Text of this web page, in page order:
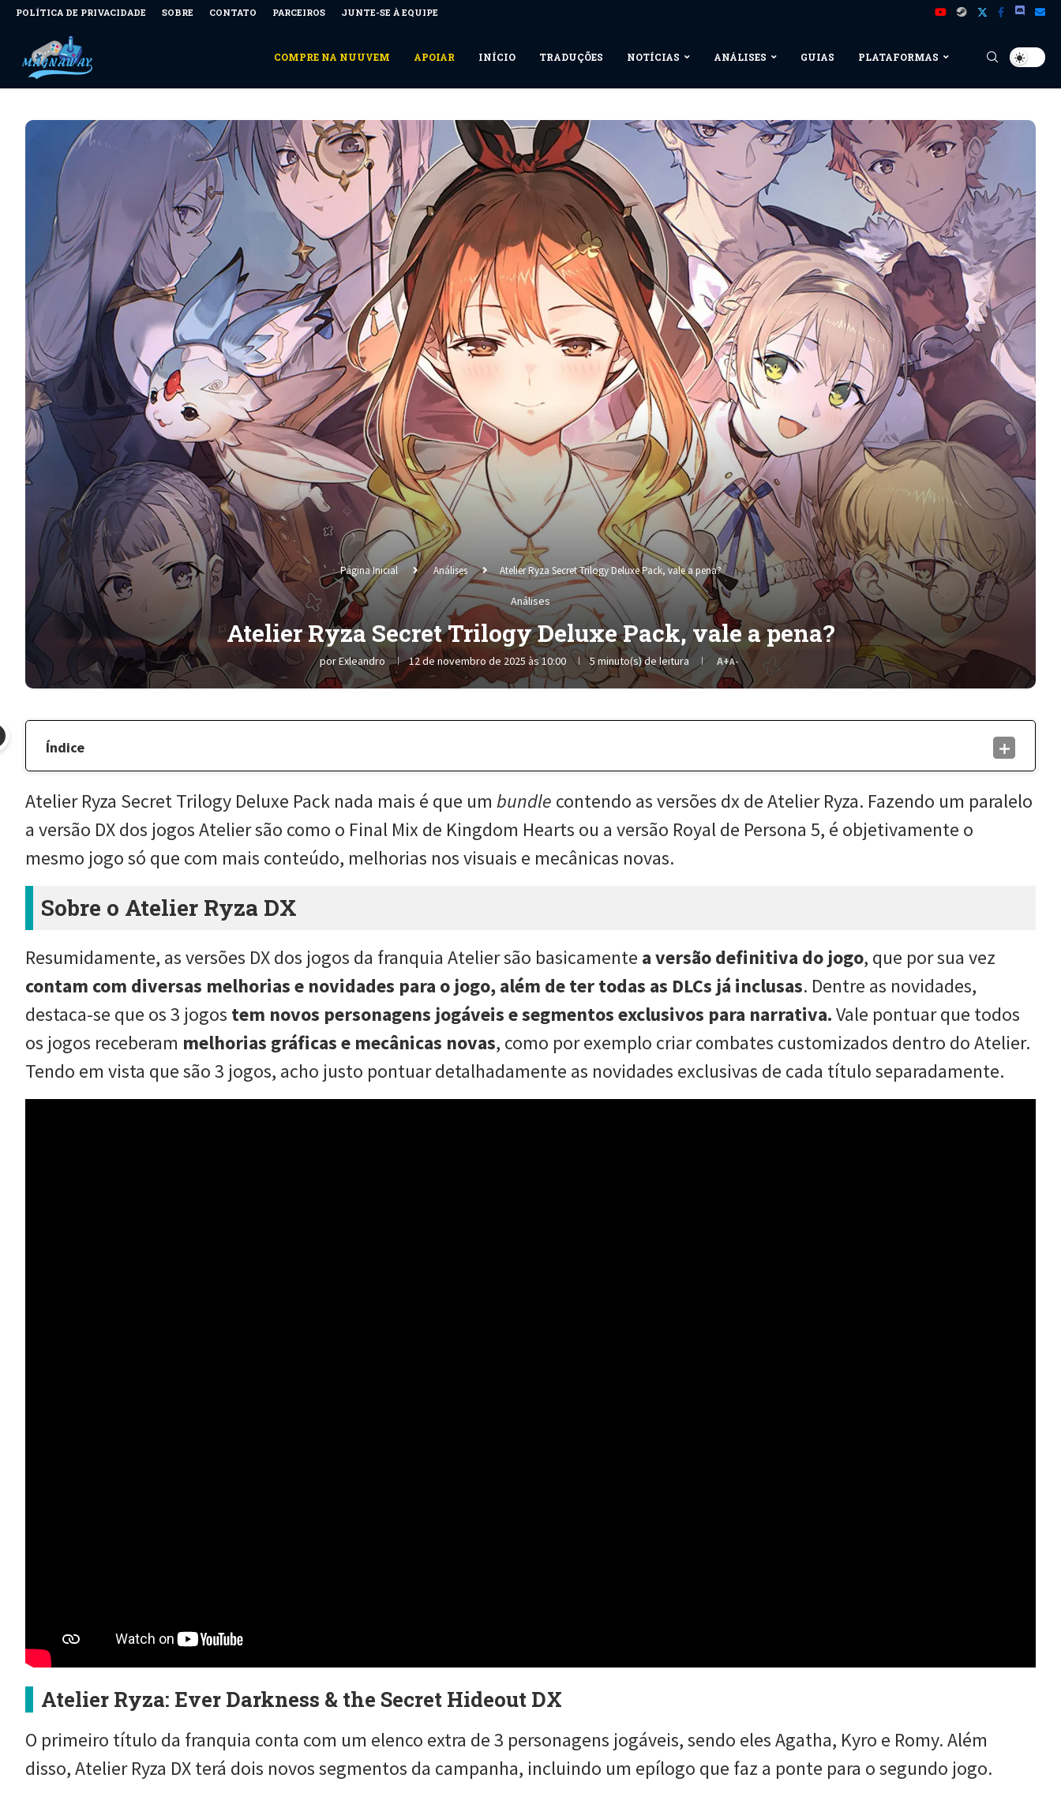
POLÍTICA DE PRIVACIDADE SOBRE CONTATO PARCEIROS JUNTE-SE À EQUIPE
COMPRE NA NUUVEM APOIAR INÍCIO TRADUÇÕES NOTÍCIAS ANÁLISES GUIAS PLATAFORMAS
Página Inicial Análises Atelier Ryza Secret Trilogy Deluxe Pack, vale a pena?
Análises
Atelier Ryza Secret Trilogy Deluxe Pack, vale a pena?
porExleandro 12 de novembro de 2025 às 10:00 5 minuto(s) de leitura A+A-
Índice
Atelier Ryza Secret Trilogy Deluxe Pack nada mais é que um bundle contendo as versões dx de Atelier Ryza. Fazendo um paralelo
a versão DX dos jogos Atelier são como o Final Mix de Kingdom Hearts ou a versão Royal de Persona 5, é objetivamente o
mesmo jogo só que com mais conteúdo, melhorias nos visuais e mecânicas novas.
Sobre o Atelier Ryza DX
Resumidamente, as versões DX dos jogos da franquia Atelier são basicamente a versão definitiva do jogo, que por sua vez
contam com diversas melhorias e novidades para o jogo, além de ter todas as DLCs já inclusas. Dentre as novidades,
destaca-se que os 3 jogos tem novos personagens jogáveis e segmentos exclusivos para narrativa.Vale pontuar que todos
os jogos receberam melhorias gráficas e mecânicas novas, como por exemplo criar combates customizados dentro do Atelier.
Tendo em vista que são 3 jogos, acho justo pontuar detalhadamente as novidades exclusivas de cada título separadamente.
Atelier Ryza: Ever Darkness & the Secret Hideout DX
O primeiro título da franquia conta com um elenco extra de 3 personagens jogáveis, sendo eles Agatha, Kyro e Romy. Além
disso, Atelier Ryza DX terá dois novos segmentos da campanha, incluindo um epílogo que faz a ponte para o segundo jogo.